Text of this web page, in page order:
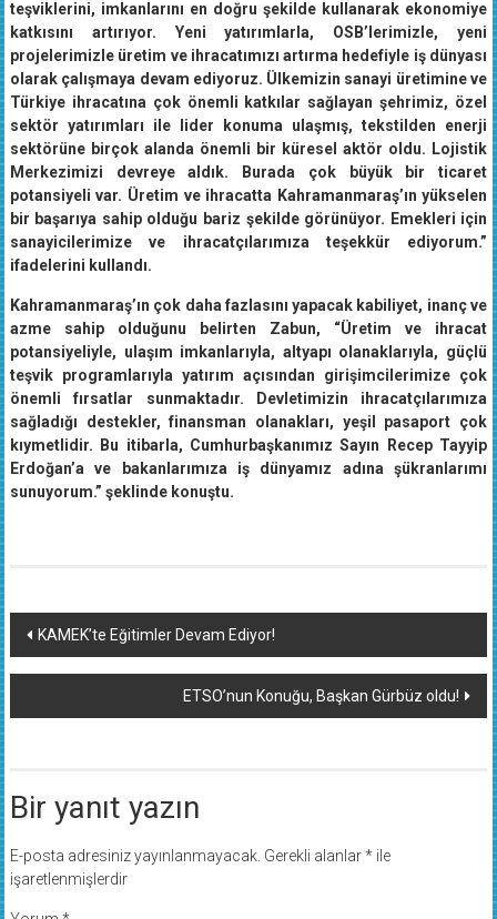
teşviklerini, imkanlarını en doğru şekilde kullanarak ekonomiye
katkısını artırıyor. Yeni yatırımlarla, OSB’lerimizle, yeni
projelerimizle üretim ve ihracatımızı artırma hedefiyle iş dünyası
olarak çalışmaya devam ediyoruz. Ülkemizin sanayi üretimine ve
Türkiye ihracatına çok önemli katkılar sağlayan şehrimiz, özel
sektör yatırımları ile lider konuma ulaşmış, tekstilden enerji
sektörüne birçok alanda önemli bir küresel aktör oldu. Lojistik
Merkezimizi devreye aldık. Burada çok büyük bir ticaret
potansiyeli var. Üretim ve ihracatta Kahramanmaraş’ın yükselen
bir başarıya sahip olduğu bariz şekilde görünüyor. Emekleri için
sanayicilerimize ve ihracatçılarımıza teşekkür ediyorum.”
ifadelerini kullandı.
Kahramanmaraş’ın çok daha fazlasını yapacak kabiliyet, inanç ve
azme sahip olduğunu belirten Zabun, “Üretim ve ihracat
potansiyeliyle, ulaşım imkanlarıyla, altyapı olanaklarıyla, güçlü
teşvik programlarıyla yatırım açısından girişimcilerimize çok
önemli fırsatlar sunmaktadır. Devletimizin ihracatçılarımıza
sağladığı destekler, finansman olanakları, yeşil pasaport çok
kıymetlidir. Bu itibarla, Cumhurbaşkanımız Sayın Recep Tayyip
Erdoğan’a ve bakanlarımıza iş dünyamız adına şükranlarımı
sunuyorum.” şeklinde konuştu.
Yazı
dolaşımı
KAMEK’te Eğitimler Devam Ediyor!
ETSO’nun Konuğu, Başkan Gürbüz oldu!
Bir yanıt yazın
E-posta adresiniz yayınlanmayacak. Gerekli alanlar*ile
işaretlenmişlerdir